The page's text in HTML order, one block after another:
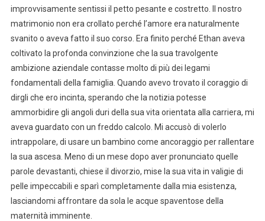
improvvisamente sentissi il petto pesante e costretto. Il nostro
matrimonio non era crollato perché l’amore era naturalmente
svanito o aveva fatto il suo corso. Era finito perché Ethan aveva
coltivato la profonda convinzione che la sua travolgente
ambizione aziendale contasse molto di più dei legami
fondamentali della famiglia. Quando avevo trovato il coraggio di
dirgli che ero incinta, sperando che la notizia potesse
ammorbidire gli angoli duri della sua vita orientata alla carriera, mi
aveva guardato con un freddo calcolo. Mi accusò di volerlo
intrappolare, di usare un bambino come ancoraggio per rallentare
la sua ascesa. Meno di un mese dopo aver pronunciato quelle
parole devastanti, chiese il divorzio, mise la sua vita in valigie di
pelle impeccabili e sparì completamente dalla mia esistenza,
lasciandomi affrontare da sola le acque spaventose della
maternità imminente.